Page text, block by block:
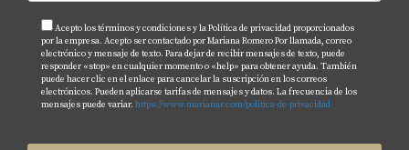
de un alquiler corto?
El tiempo varía según la frecuencia con la que se alquile
la propiedad. Puede requerir desde unas pocas horas
semanales hasta dedicación casi completa durante
temporadas altas.
Acepto los términos y condiciones y la Política de privacidad proporcionados
por la empresa. Acepto ser contactado por Mariana Romero Por llamada, correo
electrónico y mensaje de texto. Para dejar de recibir mensajes de texto, puede
responder «stop» en cualquier momento o «help» para obtener ayuda. También
puede hacer clic en el enlace para cancelar la suscripción en los correos
electrónicos. Pueden aplicarse tarifas de mensajes y datos. La frecuencia de los
mensajes puede variar. https://www.marianar.com/politica-de-privacidad